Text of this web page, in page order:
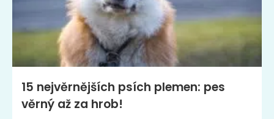
15 nejvěrnějších psích plemen: pes
věrný až za hrob!